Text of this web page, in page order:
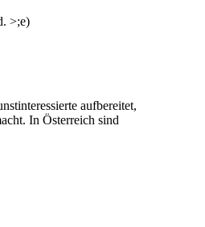
>;e)
aufbereitet,
In Österreich sind